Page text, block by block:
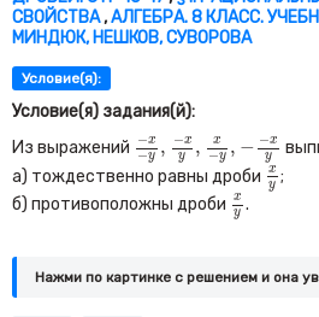
СВОЙСТВА,АЛГЕБРА. 8 КЛАСС.
МИНДЮК, НЕШКОВ, СУВОРОВА
Условие(я):
Условие(я) задания(й):
Из выражений
−x
−y , −x
y
, x
−y , − −x
y
−x y,− y, ,−−
а) тождественно равны дроби
x
y
x ;
б) противоположны дроби
x
y
x .
Нажми по картинке c решением и она